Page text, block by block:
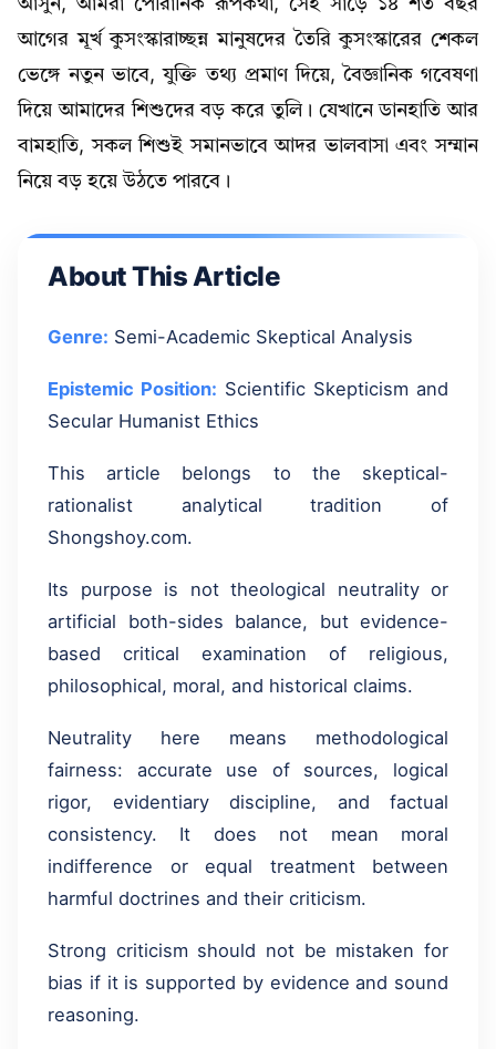
আসুন, আমরা পৌরানিক রূপকথা, সেই সাড়ে ১৪ শত বছর
আগের মূর্খ কুসংস্কারাচ্ছন্ন মানুষদের তৈরি কুসংস্কারের শেকল
ভেঙ্গে নতুন ভাবে, যুক্তি তথ্য প্রমাণ দিয়ে, বৈজ্ঞানিক গবেষণা
দিয়ে আমাদের শিশুদের বড় করে তুলি। যেখানে ডানহাতি আর
বামহাতি, সকল শিশুই সমানভাবে আদর ভালবাসা এবং সম্মান
নিয়ে বড় হয়ে উঠতে পারবে।
About This Article
Genre: Semi-Academic Skeptical Analysis
Epistemic Position: Scientific Skepticism and
Secular Humanist Ethics
This article belongs to the skeptical-
rationalist analytical tradition of
Shongshoy.com.
Its purpose is not theological neutrality or
artificial both-sides balance, but evidence-
based critical examination of religious,
philosophical, moral, and historical claims.
Neutrality here means methodological
fairness: accurate use of sources, logical
rigor, evidentiary discipline, and factual
consistency. It does not mean moral
indifference or equal treatment between
harmful doctrines and their criticism.
Strong criticism should not be mistaken for
bias if it is supported by evidence and sound
reasoning.